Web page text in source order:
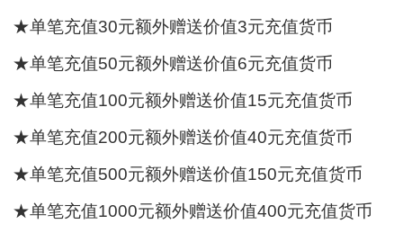
★单笔充值30元额外赠送价值3元充值货币
★单笔充值50元额外赠送价值6元充值货币
★单笔充值100元额外赠送价值15元充值货币
★单笔充值200元额外赠送价值40元充值货币
★单笔充值500元额外赠送价值150元充值货币
★单笔充值1000元额外赠送价值400元充值货币